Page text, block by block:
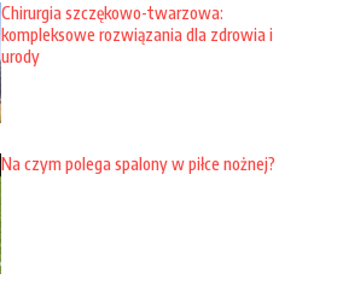
Chirurgia szczękowo-twarzowa:
kompleksowe rozwiązania dla zdrowia i
urody
Na czym polega spalony w piłce nożnej?